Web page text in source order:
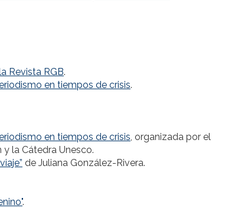
Revista RGB.
en tiempos de crisis.
en tiempos de crisis, organizada por el
la Cátedra Unesco.
de Juliana González-Rivera.
.